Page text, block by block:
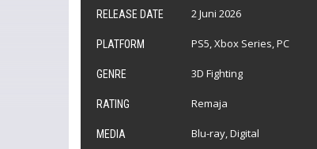
RELEASE DATE 2 Juni 2026
PLATFORM PS5, Xbox Series, PC
GENRE 3D Fighting
RATING Remaja
MEDIA Blu-ray, Digital